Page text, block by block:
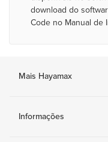
download do
Code no Manual de
Mais Hayamax
Informações